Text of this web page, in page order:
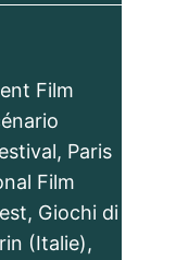
Film
Paris
Film
Giochi di
(Italie),